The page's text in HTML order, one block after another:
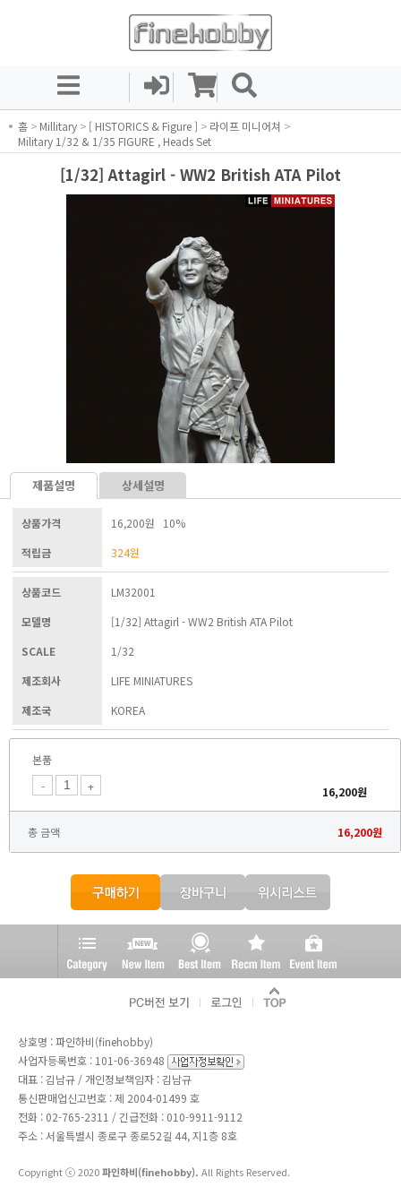
홈 > Millitary > [ HISTORICS & Figure ] > 라이프 미니어쳐 >
Military 1/32 & 1/35 FIGURE , Heads Set
[1/32] Attagirl - WW2 British ATA Pilot
제품설명 상세설명
상품가격
16,200원 10%
적립금
324원
상품코드
LM32001
모델명
[1/32] Attagirl - WW2 British ATA Pilot
SCALE
1/32
제조회사
LIFE MINIATURES
제조국
KOREA
본품
-
+ 16,200원
총 금액 16,200원
상호명 : 파인하비(finehobby)
사업자등록번호 : 101-06-36948
대표 : 김남규 / 개인정보책임자 : 김남규
통신판매업신고번호 : 제 2004-01499 호
전화 : 02-765-2311 / 긴급전화 : 010-9911-9112
주소 : 서울특별시 종로구 종로52길 44, 지1층 8호
Copyright ⓒ 2020파인하비(finehobby). All Rights Reserved.